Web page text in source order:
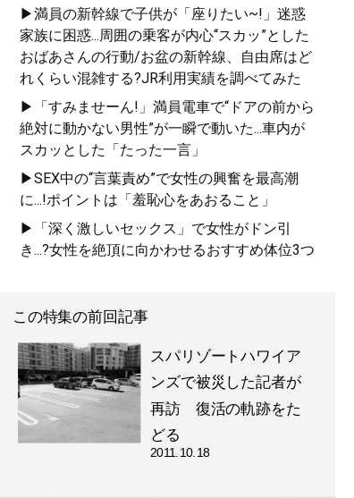
▶満員の新幹線で子供が「座りたい~!」迷惑
家族に困惑...周囲の乗客が内心“スカッ”とした
おばあさんの行動/お盆の新幹線、自由席はど
れくらい混雑する?JR利用実績を調べてみた
▶「すみませーん!」満員電車で“ドアの前から
絶対に動かない男性”が一瞬で動いた...車内が
スカッとした「たった一言」
▶SEX中の“言葉責め”で女性の興奮を最高潮
に...!ポイントは「羞恥心をあおること」
▶「深く激しいセックス」で女性がドン引
き...?女性を絶頂に向かわせるおすすめ体位3つ
この特集の前回記事
スパリゾートハワイア
ンズで被災した記者が
再訪 復活の軌跡をた
どる
2011.10.18